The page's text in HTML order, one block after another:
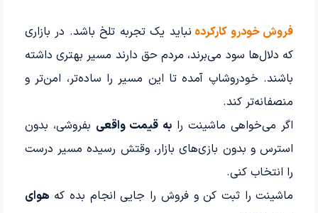
فروش خودرو کارکرده نباید یک تجربه تلخ باشد. در بازاری
که دلال‌ها سود می‌برند، مردم حق دارند مسیر بهتری داشته
باشند. خودروشاپ آمده تا این مسیر را ساده‌تر، امن‌تر و
منصفانه‌تر کند.
اگر می‌خواهی ماشینت رابه قیمت واقعی بفروشی، بدون
استرس و بدون بازی‌های بازار، وقتش رسیده مسیر درست
را انتخاب کنی.
ماشینت را ثبت کن و فروش را جایی انجام بده که هوای